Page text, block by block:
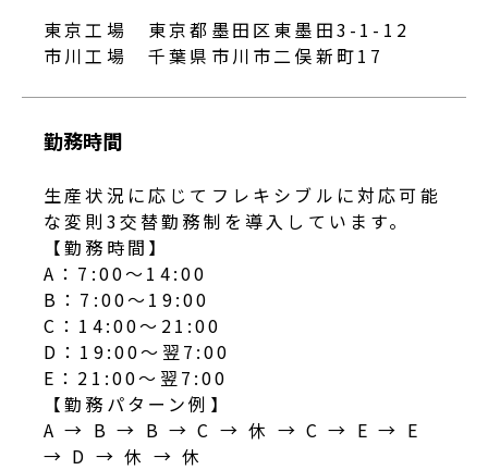
東京工場 東京都墨田区東墨田3-1-12
市川工場 千葉県市川市二俣新町17
勤務時間
生産状況に応じてフレキシブルに対応可能
な変則3交替勤務制を導入しています。
【勤務時間】
A：7:00～14:00
B：7:00～19:00
C：14:00～21:00
D：19:00～翌7:00
E：21:00～翌7:00
【勤務パターン例】
A → B → B → C → 休 → C → E → E
→ D → 休 → 休